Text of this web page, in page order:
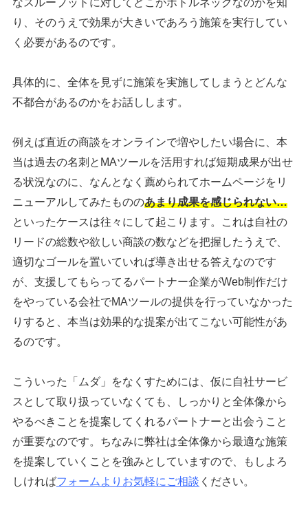
なスループットに対してどこがボトルネックなのかを知
り、そのうえで効果が大きいであろう施策を実行してい
く必要があるのです。
具体的に、全体を見ずに施策を実施してしまうとどんな
不都合があるのかをお話しします。
例えば直近の商談をオンラインで増やしたい場合に、本
当は過去の名刺とMAツールを活用すれば短期成果が出せ
る状況なのに、 なんとなく薦められてホームページをリ
ニューアルしてみたもののあまり成果を感じられない…
といったケースは往々にして起こります。これは自社の
リードの総数や欲しい商談の数などを把握したうえで、
適切なゴールを置いていれば導き出せる答えなのです
が、支援してもらってるパートナー企業がWeb制作だけ
をやっている会社でMAツールの提供を行っていなかった
りすると、本当は効果的な提案が出てこない可能性があ
るのです。
こういった「ムダ」をなくすためには、仮に自社サービ
スとして取り扱っていなくても、しっかりと全体像から
やるべきことを提案してくれるパートナーと出会うこと
が重要なのです。ちなみに弊社は全体像から最適な施策
を提案していくことを強みとしていますので、もしよろ
しければフォームよりお気軽にご相談 ください。